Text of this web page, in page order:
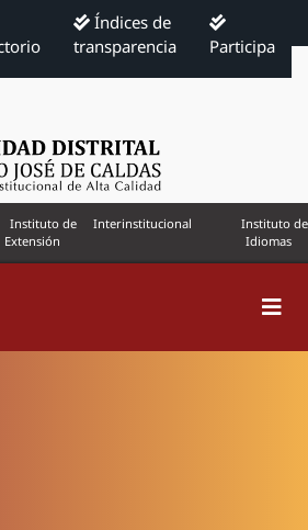
Índices de
transparencia
Participa
Instituto de
Extensión
Interinstitucional
Instituto de
Idiomas